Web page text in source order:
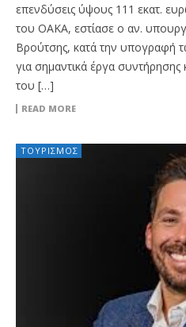
επενδύσεις ύψους 111 εκατ.
του ΟΑΚΑ, εστίασε ο αν.
Βρούτσης, κατά την
για σημαντικά έργα
του […]
READ MORE
ΤΟΥΡΙΣΜΌΣ